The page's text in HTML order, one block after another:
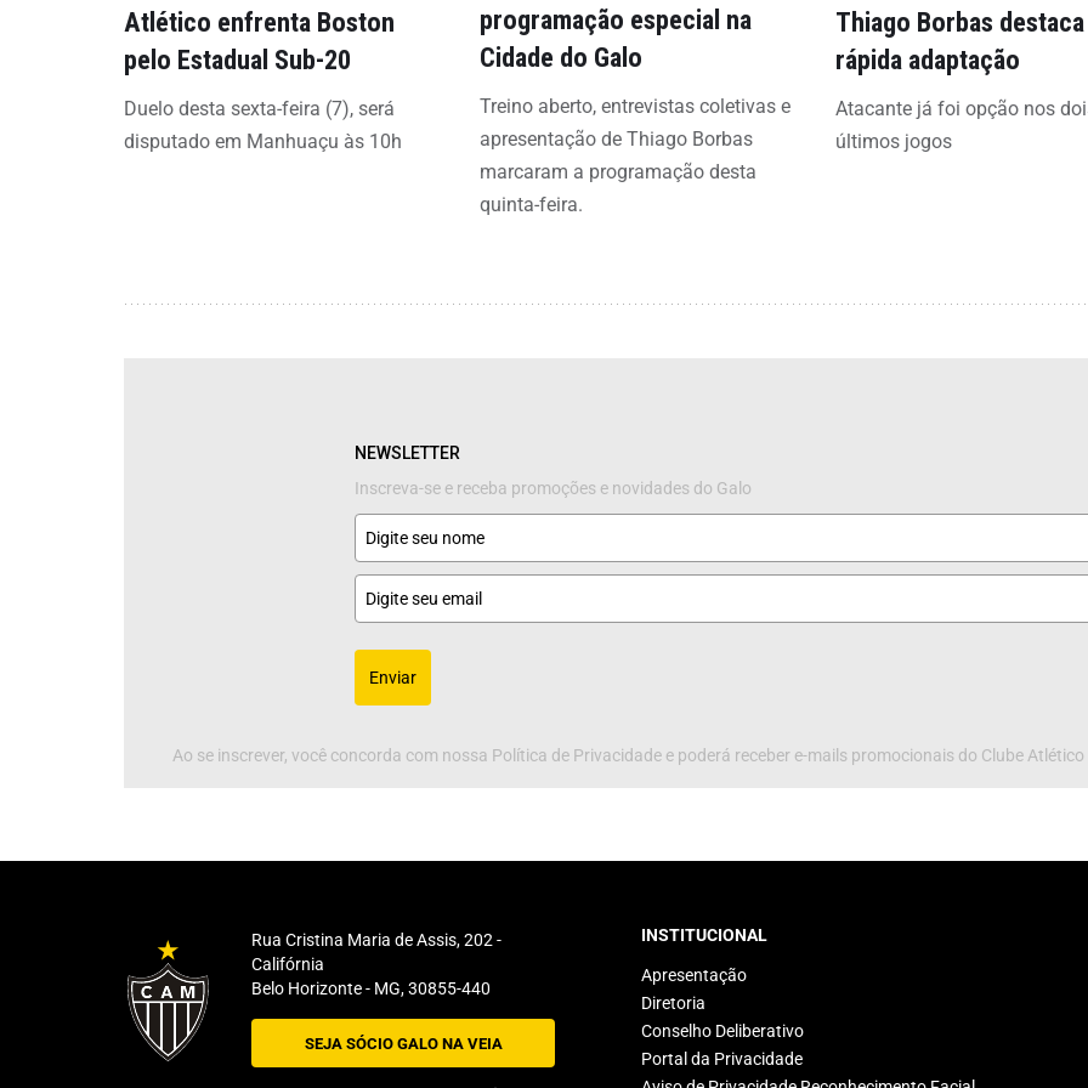
Atlético enfrenta Boston
pelo Estadual Sub-20
Duelo desta sexta-feira (7), será
disputado em Manhuaçu às 10h
programação especial na
Cidade do Galo
Treino aberto, entrevistas coletivas e
apresentação de Thiago Borbas
marcaram a programação desta
quinta-feira.
Thiago Borbas destaca
rápida adaptação
Atacante já foi opção nos
últimos jogos
NEWSLETTER
Inscreva-se e receba promoções e novidades do Galo
Enviar
Ao se inscrever, você concorda com nossa Política de Privacidade e poderá receber e-mails promocionais do Clube
Rua Cristina Maria de Assis, 202 -
Califórnia
Belo Horizonte - MG, 30855-440
SEJA SÓCIO GALO NA VEIA
INSTITUCIONAL
Apresentação
Diretoria
Conselho Deliberativo
Portal da Privacidade